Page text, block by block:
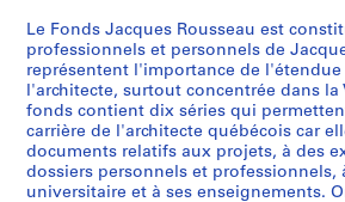
i
e
(
s
)
:
P
Le Fonds Jacques Rousseau est
professionnels et personnels de
représentent l'importance de
l'architecte, surtout concentrée dans la
fonds contient dix séries qui
carrière de l'architecte québécois car
documents relatifs aux projets, à des
dossiers personnels et professionnels,
universitaire et à ses enseignements.